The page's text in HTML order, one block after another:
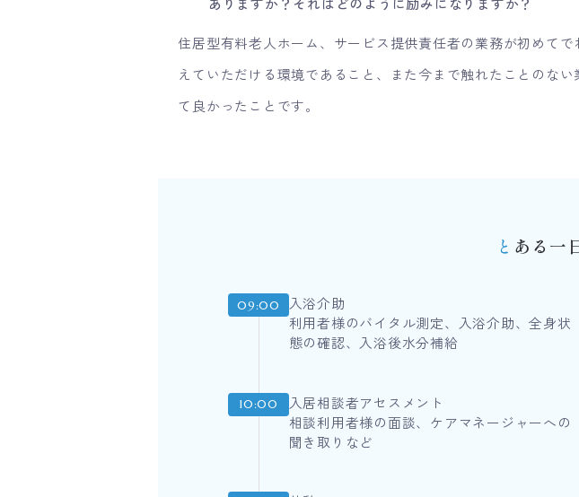
住居型有料老人ホーム、サービス提供責任者の業務が初めて
えていただける環境であること、また今まで触れたことのな
て良かったことです。
とある
09:00
入浴介助
利用者様のバイタル測定、入浴介助、全身状
態の確認、入浴後水分補給
10:00
入居相談者アセスメント
相談利用者様の面談、ケアマネージャーへの
聞き取りなど